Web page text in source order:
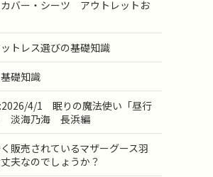
バー・シーツ アウトレットお
トレス選びの基礎知識
礎知識
4/1 眠りの魔法使い「昼行
淡海乃海 長浜編
販売されているマザーグース羽
夫なのでしょうか？